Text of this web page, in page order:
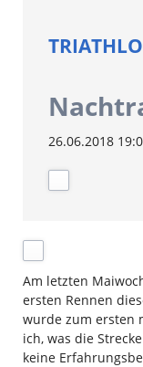
26.06.2018
Am letzten
ersten Rennen
wurde zum ersten
ich, was die
keine